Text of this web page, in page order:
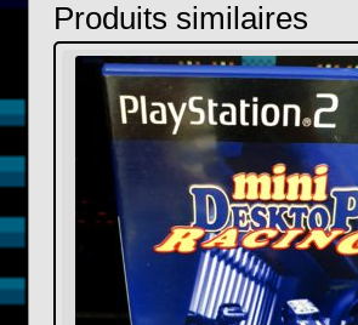
Produits similaires